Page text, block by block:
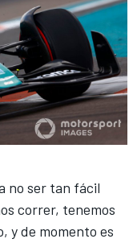
no ser tan fácil
correr, tenemos
y de momento es